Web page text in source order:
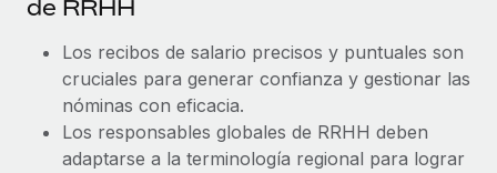
de RRHH
Los recibos de salario precisos y puntuales son
cruciales para generar confianza y gestionar las
nóminas con eficacia.
Los responsables globales de RRHH deben
adaptarse a la terminología regional para lograr